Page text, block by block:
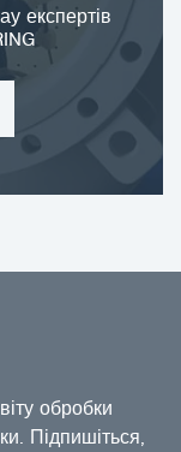
експертів
обробки
Підпишіться,